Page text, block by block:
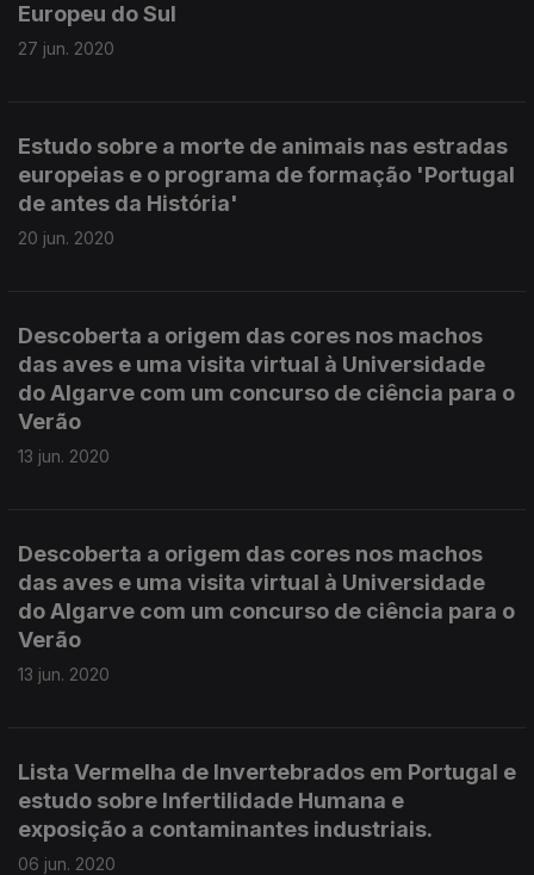
Europeu do Sul
27 jun. 2020
Estudo sobre a morte de animais nas estradas
europeias e o programa de formação 'Portugal
de antes da História'
20 jun. 2020
Descoberta a origem das cores nos machos
das aves e uma visita virtual à Universidade
do Algarve com um concurso de ciência para o
Verão
13 jun. 2020
Descoberta a origem das cores nos machos
das aves e uma visita virtual à Universidade
do Algarve com um concurso de ciência para o
Verão
13 jun. 2020
Lista Vermelha de Invertebrados em Portugal e
estudo sobre Infertilidade Humana e
exposição a contaminantes industriais.
06 jun. 2020